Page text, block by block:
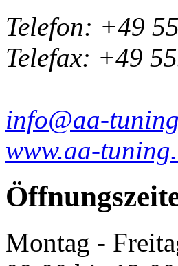
Telefon: +49
Telefax: +49
info@aa-
www.aa-
Montag -